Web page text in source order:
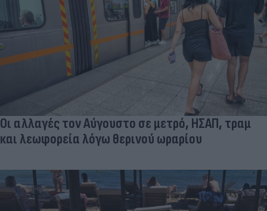
Οι αλλαγές τον Αύγουστο σε μετρό, ΗΣΑΠ, τραμ
και λεωφορεία λόγω θερινού ωραρίου